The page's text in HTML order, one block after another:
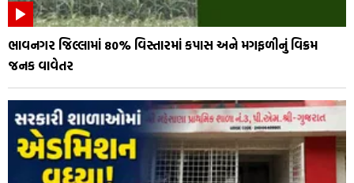
ભાવનગર જિલ્લામાં 80% વિસ્તારમાં કપાસ અને મગફળીનું વિક્રમ
જનક વાવેતર